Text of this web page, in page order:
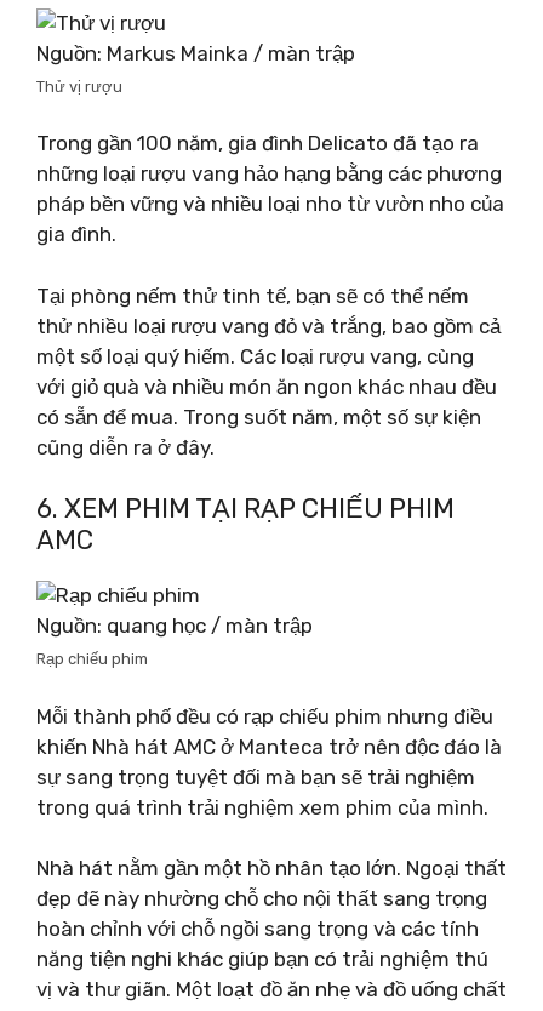
Nguồn: Markus Mainka / màn trập
Thử vị rượu
Trong gần 100 năm, gia đình Delicato đã tạo ra
những loại rượu vang hảo hạng bằng các phương
pháp bền vững và nhiều loại nho từ vườn nho của
gia đình.
Tại phòng nếm thử tinh tế, bạn sẽ có thể nếm
thử nhiều loại rượu vang đỏ và trắng, bao gồm cả
một số loại quý hiếm. Các loại rượu vang, cùng
với giỏ quà và nhiều món ăn ngon khác nhau đều
có sẵn để mua. Trong suốt năm, một số sự kiện
cũng diễn ra ở đây.
6. XEM PHIM TẠI RẠP CHIẾU PHIM
AMC
Nguồn: quang học / màn trập
Rạp chiếu phim
Mỗi thành phố đều có rạp chiếu phim nhưng điều
khiến Nhà hát AMC ở Manteca trở nên độc đáo là
sự sang trọng tuyệt đối mà bạn sẽ trải nghiệm
trong quá trình trải nghiệm xem phim của mình.
Nhà hát nằm gần một hồ nhân tạo lớn. Ngoại thất
đẹp đẽ này nhường chỗ cho nội thất sang trọng
hoàn chỉnh với chỗ ngồi sang trọng và các tính
năng tiện nghi khác giúp bạn có trải nghiệm thú
vị và thư giãn. Một loạt đồ ăn nhẹ và đồ uống chất